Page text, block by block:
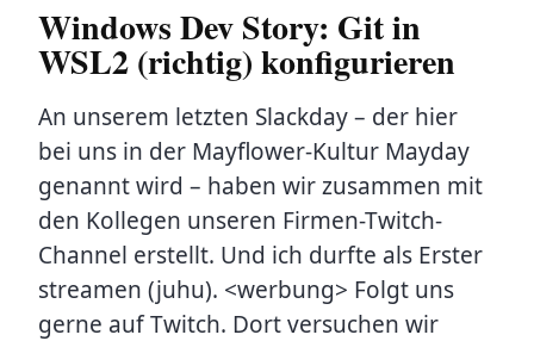
Windows Dev Story: Git in
WSL2 (richtig) konfigurieren
An unserem letzten Slackday – der hier
bei uns in der Mayflower-Kultur Mayday
genannt wird – haben wir zusammen mit
den Kollegen unseren Firmen-Twitch-
Channel erstellt. Und ich durfte als Erster
streamen (juhu). <werbung> Folgt uns
gerne auf Twitch. Dort versuchen wir